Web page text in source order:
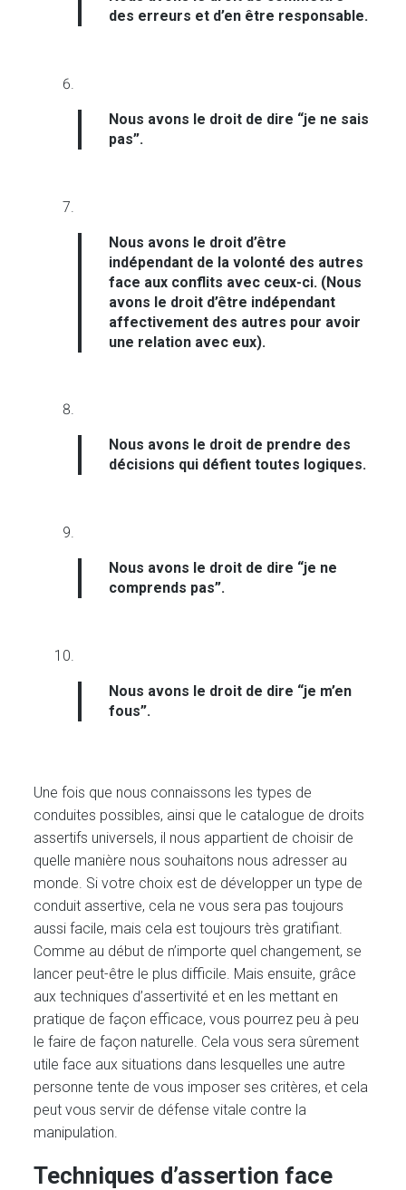
des erreurs et d’en être responsable.
Nous avons le droit de dire “je ne sais
pas”.
Nous avons le droit d’être
indépendant de la volonté des autres
face aux conflits avec ceux-ci. (Nous
avons le droit d’être indépendant
affectivement des autres pour avoir
une relation avec eux).
Nous avons le droit de prendre des
décisions qui défient toutes logiques.
Nous avons le droit de dire “je ne
comprends pas”.
Nous avons le droit de dire “je m’en
fous”.
Une fois que nous connaissons les types de
conduites possibles, ainsi que le catalogue de droits
assertifs universels, il nous appartient de choisir de
quelle manière nous souhaitons nous adresser au
monde. Si votre choix est de développer un type de
conduit assertive, cela ne vous sera pas toujours
aussi facile, mais cela est toujours très gratifiant.
Comme au début de n’importe quel changement, se
lancer peut-être le plus difficile. Mais ensuite, grâce
aux techniques d’assertivité et en les mettant en
pratique de façon efficace, vous pourrez peu à peu
le faire de façon naturelle. Cela vous sera sûrement
utile face aux situations dans lesquelles une autre
personne tente de vous imposer ses critères, et cela
peut vous servir de défense vitale contre la
manipulation.
Techniques d’assertion face